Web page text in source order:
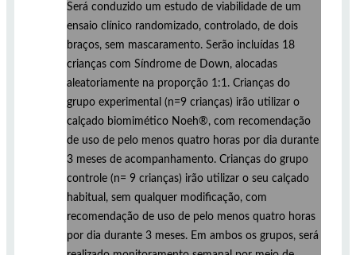
Será conduzido um estudo de viabilidade de um
ensaio clínico randomizado, controlado, de dois
braços, sem mascaramento. Serão incluídas 18
crianças com Síndrome de Down, alocadas
aleatoriamente na proporção 1:1. Crianças do
grupo experimental (n=9 crianças) irão utilizar o
calçado biomimético Noeh®, com recomendação
de uso de pelo menos quatro horas por dia durante
3 meses de acompanhamento. Crianças do grupo
controle (n= 9 crianças) irão utilizar o seu calçado
habitual, sem qualquer modificação, com
recomendação de uso de pelo menos quatro horas
por dia durante 3 meses. Em ambos os grupos, será